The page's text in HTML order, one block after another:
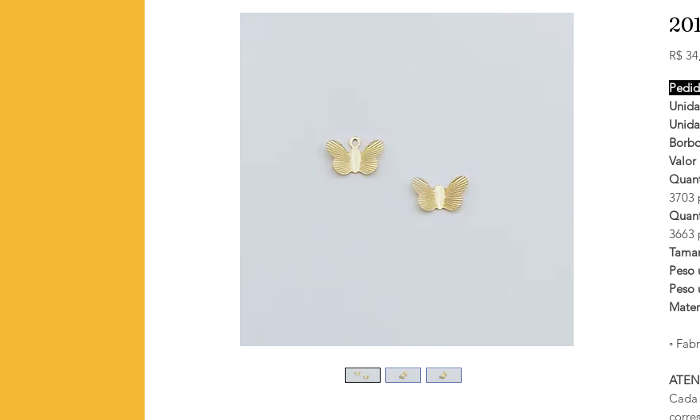
R$
3703
3663
Peso
Peso
◦